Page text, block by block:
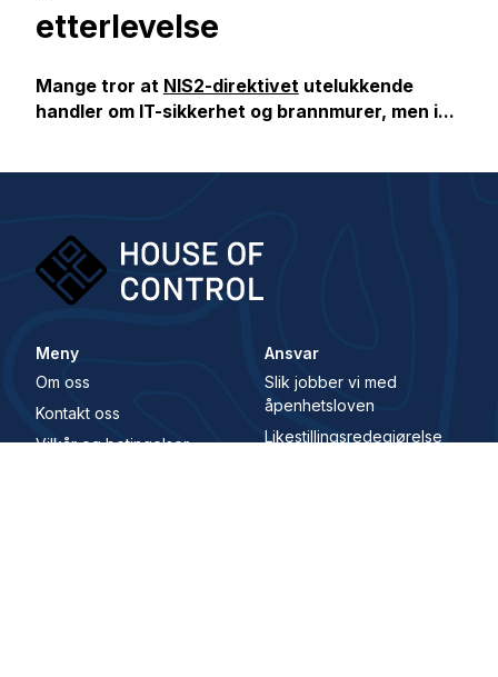
etterlevelse
Mange tror at NIS2-direktivetutelukkende
handler om IT-sikkerhet og brannmurer, men i...
Meny
Om oss
Kontakt oss
Vilkår og betingelser
Ansvar
Slik jobber vi med
åpenhetsloven
Likestillingsredegjørelse